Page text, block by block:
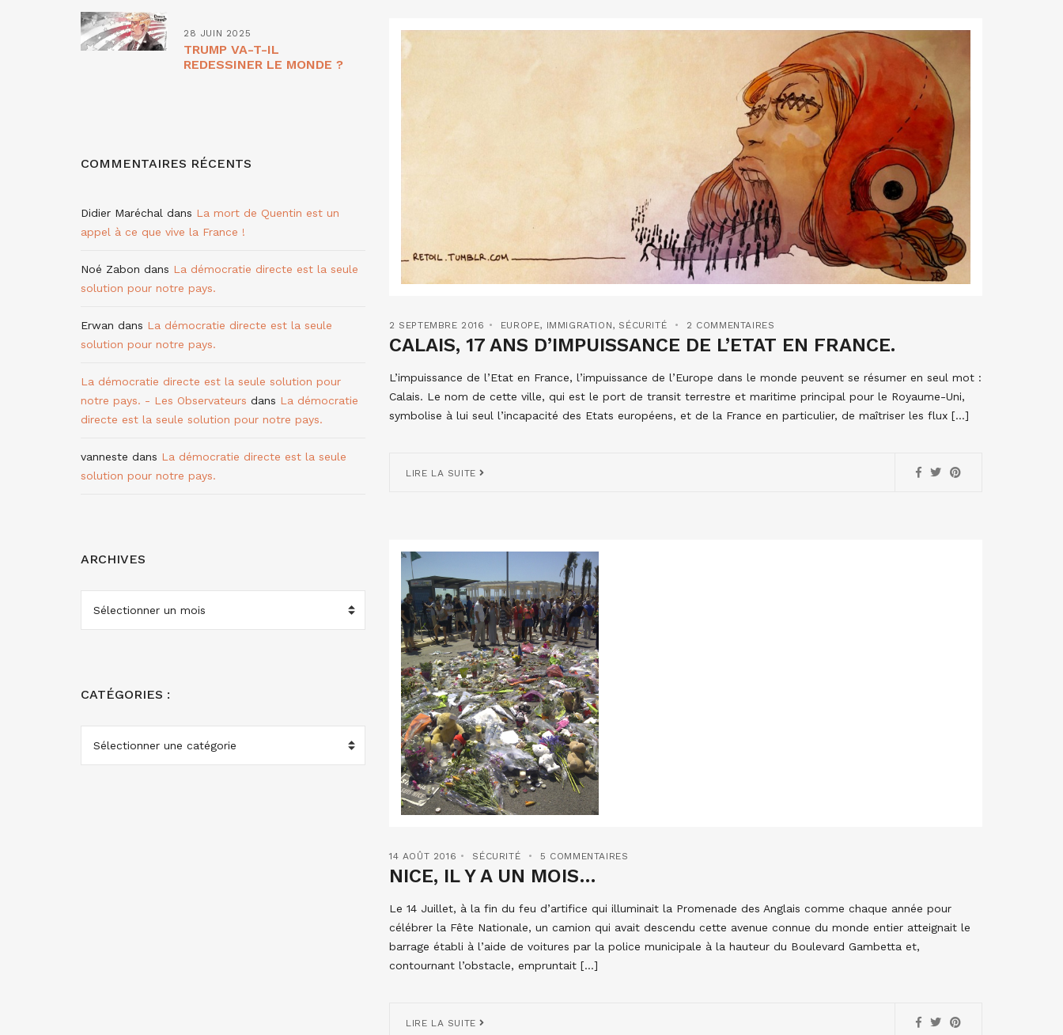
2 SEPTEMBRE 2016 EUROPE, IMMIGRATION, SÉCURITÉ 2 COMMENTAIRES
CALAIS, 17 ANS D’IMPUISSANCE DE L’ETAT EN FRANCE.
L’impuissance de l’Etat en France, l’impuissance de l’Europe dans le monde peuvent se résumer en seul mot :
Calais. Le nom de cette ville, qui est le port de transit terrestre et maritime principal pour le Royaume-Uni,
symbolise à lui seul l’incapacité des Etats européens, et de la France en particulier, de maîtriser les flux […]
LIRE LA SUITE
14 AOÛT 2016 SÉCURITÉ 5 COMMENTAIRES
NICE, IL Y A UN MOIS…
Le 14 Juillet, à la fin du feu d’artifice qui illuminait la Promenade des Anglais comme chaque année pour
célébrer la Fête Nationale, un camion qui avait descendu cette avenue connue du monde entier atteignait le
barrage établi à l’aide de voitures par la police municipale à la hauteur du Boulevard Gambetta et,
contournant l’obstacle, empruntait […]
LIRE LA SUITE
28 JUIN 2025
TRUMP VA-T-IL
REDESSINER LE MONDE ?
COMMENTAIRES RÉCENTS
Didier Maréchal dans La mort de Quentin est un
appel à ce que vive la France !
Noé Zabon dans La démocratie directe est la seule
solution pour notre pays.
Erwan dans La démocratie directe est la seule
solution pour notre pays.
La démocratie directe est la seule solution pour
notre pays. - Les Observateurs dans La démocratie
directe est la seule solution pour notre pays.
vanneste dans La démocratie directe est la seule
solution pour notre pays.
ARCHIVES
ARCHIVES
CATÉGORIES :
CATÉGORIES